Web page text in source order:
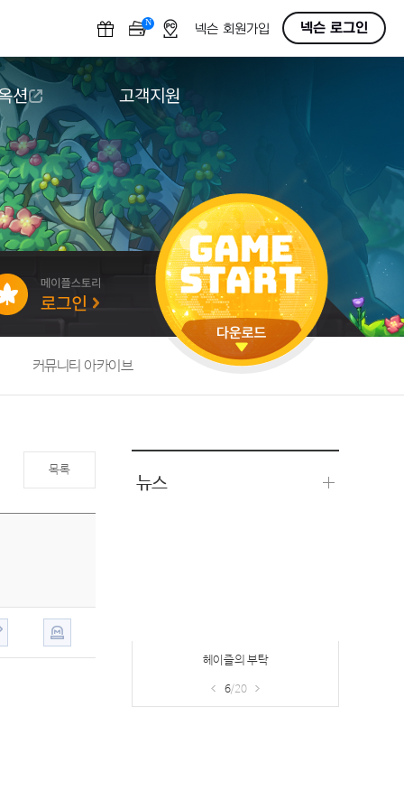
N OFF넥슨 회원가입 넥슨 로그인
션
션
고객지원
다운로드
도움말/1:1문의
버그악용/불법프로그램 신고
게임 접근성
커뮤니티 아카이브
목록
뉴스
헤이즐의 부탁
6/20